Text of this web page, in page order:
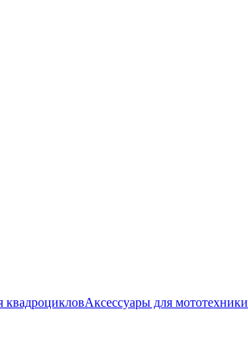
квадроцикловАксессуары для мототехники